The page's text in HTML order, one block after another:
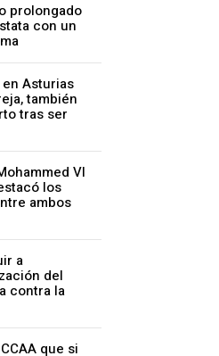
prolongado
con un
Asturias
también
tras ser
VI
los
ambos
a
del
contra la
que si